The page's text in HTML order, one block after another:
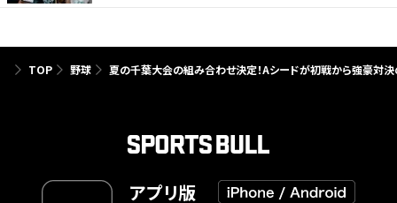
TOP 野球 夏の千葉大会の組み合わせ決定！Aシードが初戦から強豪対決
アプリ版